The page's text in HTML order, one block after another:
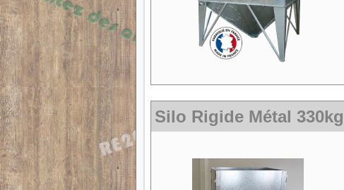
Silo Rigide Métal 330kg